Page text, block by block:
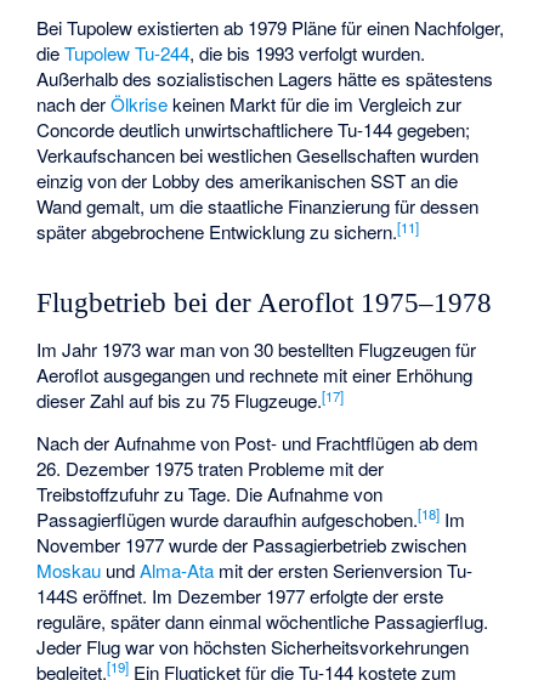
Bei Tupolew existierten ab 1979 Pläne für einen Nachfolger,
dieTupolew Tu-244, die bis 1993 verfolgt wurden.
Außerhalb des sozialistischen Lagers hätte es spätestens
nach derÖlkrisekeinen Markt für die im Vergleich zur
Concorde deutlich unwirtschaftlichere Tu-144 gegeben;
Verkaufschancen bei westlichen Gesellschaften wurden
einzig von der Lobby des amerikanischen SST an die
Wand gemalt, um die staatliche Finanzierung für dessen
später abgebrochene Entwicklung zu sichern.[11]
Flugbetrieb bei der Aeroflot 1975–1978
Im Jahr 1973 war man von 30 bestellten Flugzeugen für
Aeroflot ausgegangen und rechnete mit einer Erhöhung
dieser Zahl auf bis zu 75 Flugzeuge.[17]
Nach der Aufnahme von Post- und Frachtflügen ab dem
26. Dezember 1975 traten Probleme mit der
Treibstoffzufuhr zu Tage. Die Aufnahme von
Passagierflügen wurde daraufhin aufgeschoben.[18] Im
November 1977 wurde der Passagierbetrieb zwischen
Moskau undAlma-Ata mit der ersten Serienversion Tu-
144S eröffnet. Im Dezember 1977 erfolgte der erste
reguläre, später dann einmal wöchentliche Passagierflug.
Jeder Flug war von höchsten Sicherheitsvorkehrungen
begleitet.[19] Ein Flugticket für die Tu-144 kostete zum